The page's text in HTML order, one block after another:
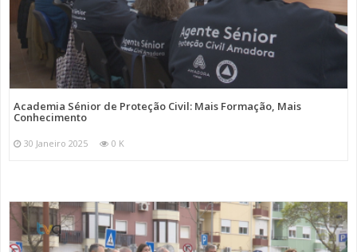
Academia Sénior de Proteção Civil: Mais Formação, Mais
Conhecimento
30 Janeiro 2025 0 K